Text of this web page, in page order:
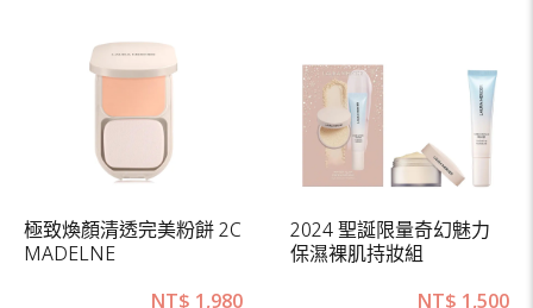
極致煥顏清透完美粉餅 2C
MADELNE
NT$ 1,980
2024 聖誕限量奇幻魅力
保濕裸肌持妝組
NT$ 1,500